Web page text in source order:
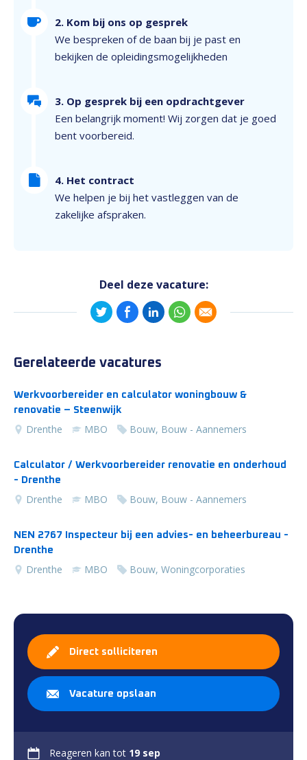
2. Kom bij ons op gesprek
We bespreken of de baan bij je past en
bekijken de opleidingsmogelijkheden
3. Op gesprek bij een opdrachtgever
Een belangrijk moment! Wij zorgen dat je goed
bent voorbereid.
4. Het contract
We helpen je bij het vastleggen van de
zakelijke afspraken.
Deel deze vacature:
Gerelateerde vacatures
Werkvoorbereider en calculator woningbouw &
renovatie – Steenwijk
Drenthe MBO Bouw, Bouw - Aannemers
Calculator / Werkvoorbereider renovatie en onderhoud
- Drenthe
Drenthe MBO Bouw, Bouw - Aannemers
NEN 2767 Inspecteur bij een advies- en beheerbureau -
Drenthe
Drenthe MBO Bouw, Woningcorporaties
Direct solliciteren
Vacature opslaan
Reageren kan tot 19 sep